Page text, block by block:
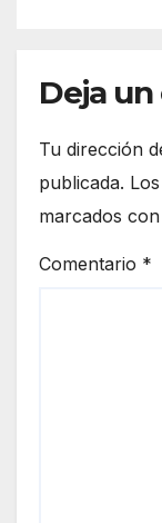
Deja
Tu dirección
publicada.
marcados con
Comentario *